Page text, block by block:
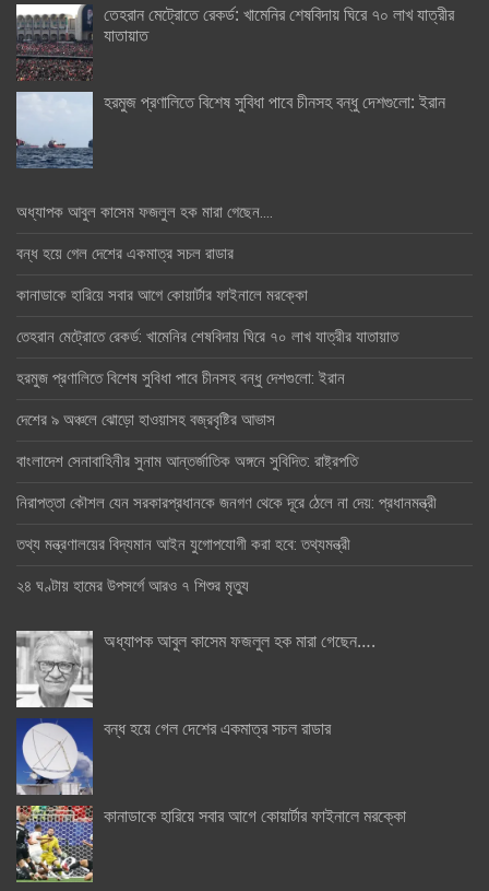
তেহরান মেট্রোতে রেকর্ড: খামেনির শেষবিদায় ঘিরে ৭০ লাখ যাত্রীর
যাতায়াত
হরমুজ প্রণালিতে বিশেষ সুবিধা পাবে চীনসহ বন্ধু দেশগুলো: ইরান
অধ্যাপক আবুল কাসেম ফজলুল হক মারা গেছেন….
বন্ধ হয়ে গেল দেশের একমাত্র সচল রাডার
কানাডাকে হারিয়ে সবার আগে কোয়ার্টার ফাইনালে মরক্কো
তেহরান মেট্রোতে রেকর্ড: খামেনির শেষবিদায় ঘিরে ৭০ লাখ যাত্রীর যাতায়াত
হরমুজ প্রণালিতে বিশেষ সুবিধা পাবে চীনসহ বন্ধু দেশগুলো: ইরান
দেশের ৯ অঞ্চলে ঝোড়ো হাওয়াসহ বজ্রবৃষ্টির আভাস
বাংলাদেশ সেনাবাহিনীর সুনাম আন্তর্জাতিক অঙ্গনে সুবিদিত: রাষ্ট্রপতি
নিরাপত্তা কৌশল যেন সরকারপ্রধানকে জনগণ থেকে দূরে ঠেলে না দেয়: প্রধানমন্ত্রী
তথ্য মন্ত্রণালয়ের বিদ্যমান আইন যুগোপযোগী করা হবে: তথ্যমন্ত্রী
২৪ ঘণ্টায় হামের উপসর্গে আরও ৭ শিশুর মৃত্যু
অধ্যাপক আবুল কাসেম ফজলুল হক মারা গেছেন….
বন্ধ হয়ে গেল দেশের একমাত্র সচল রাডার
কানাডাকে হারিয়ে সবার আগে কোয়ার্টার ফাইনালে মরক্কো